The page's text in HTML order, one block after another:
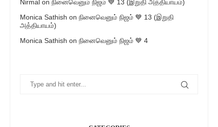
Nirmal on நினைவெனும் நிஜம் 💙 13 (இறுதி அத்தியாயம்)
Monica Sathish on நினைவெனும் நிஜம் 💙 13 (இறுதி
அத்தியாயம்)
Monica Sathish on நினைவெனும் நிஜம் 💙 4